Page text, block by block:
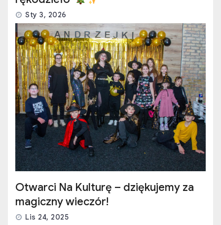
Sty 3, 2026
Otwarci Na Kulturę – dziękujemy za
magiczny wieczór!
Lis 24, 2025